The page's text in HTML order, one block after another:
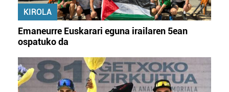
KIROLA
Emaneurre Euskarari eguna irailaren 5ean
ospatuko da